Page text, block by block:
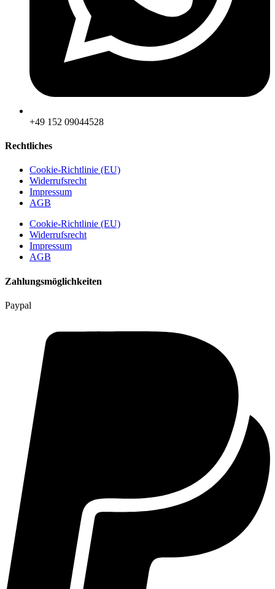
‪+49 152 09044528
Rechtliches
Cookie-Richtlinie (EU)
Widerrufsrecht
Impressum
AGB
Cookie-Richtlinie (EU)
Widerrufsrecht
Impressum
AGB
Zahlungsmöglichkeiten
Paypal